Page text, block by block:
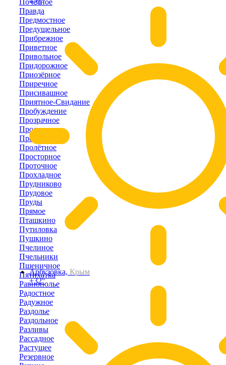
Арбузовка, Крым
+32°
Правда
Предмостное
Предущельное
Прибрежное
Приветное
Привольное
Придорожное
Приозёрное
Приречное
Присивашное
Приятное-Свидание
Пробуждение
Прозрачное
Пролетарка
Пролом
Пролётное
Просторное
Проточное
Прохладное
Прудниково
Прудовое
Пруды
Прямое
Пташкино
Путиловка
Пушкино
Пчелиное
Пчельники
Пшеничное
Пятихатка
Равнополье
Радостное
Радужное
Раздолье
Раздольное
Разливы
Рассадное
Растущее
Резервное